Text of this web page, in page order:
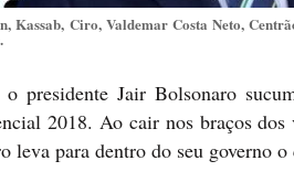
Kassab, Ciro, Valdemar Costa Neto,
o presidente Jair Bolsonaro
2018. Ao cair nos braços
leva para dentro do seu governo